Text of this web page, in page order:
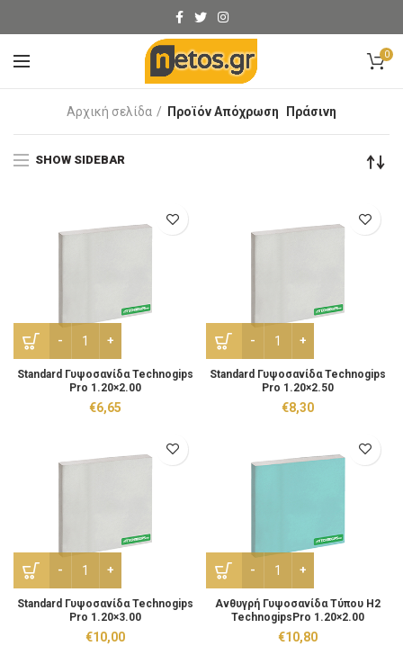
0
Αρχική σελίδα Προϊόν Απόχρωση Πράσινη
SHOW SIDEBAR
Standard Γυψοσανίδα Technogips Pro 1.20x2.00 ποσότητα
Standard Γυψοσανίδα Technogips
Pro 1.20×2.00
€6,65
Standard Γυψοσανίδα Technogips
Pro 1.20×2.50
€8,30
Standard Γυψοσανίδα Technogips Pro 1.20x3.00 ποσότητα
Standard Γυψοσανίδα Technogips
Pro 1.20×3.00
€10,00
Aνθυγρή Γυψοσανίδα
Aνθυγρή Γυψοσανίδα Τύπου H2
TechnogipsPro 1.20×2.00
€10,80